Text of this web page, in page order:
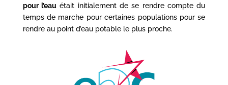
pour l’eau était initialement de se rendre compte du
temps de marche pour certaines populations pour se
rendre au point d’eau potable le plus proche.